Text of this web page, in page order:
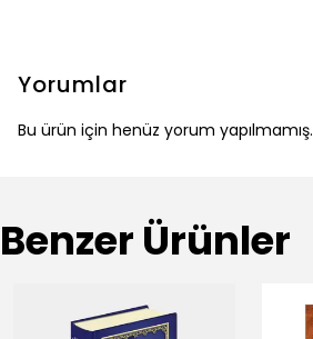
Yorumlar
Bu ürün için henüz yorum yapılmamış.
Benzer Ürünler